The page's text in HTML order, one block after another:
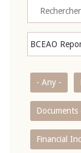
- Any -
Documents
Financial